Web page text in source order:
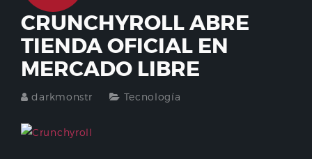
CRUNCHYROLL ABRE
TIENDA OFICIAL EN
MERCADO LIBRE
darkmonstr Tecnología